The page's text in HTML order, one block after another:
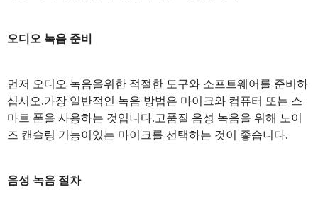
오디오 녹음 준비
먼저 오디오 녹음을위한 적절한 도구와 소프트웨어를 준비하
십시오.가장 일반적인 녹음 방법은 마이크와 컴퓨터 또는 스
마트 폰을 사용하는 것입니다.고품질 음성 녹음을 위해 노이
즈 캔슬링 기능이있는 마이크를 선택하는 것이 좋습니다.
음성 녹음 절차